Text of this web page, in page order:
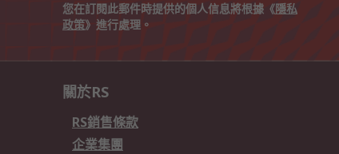
您在訂閱此郵件時提供的個人信息將根據《隱私
政策》進行處理。
關於RS
RS銷售條款
企業集團